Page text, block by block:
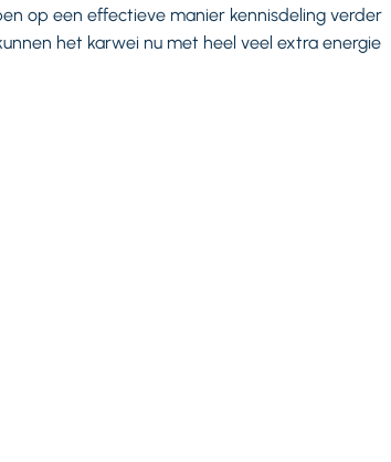
op een effectieve manier kennisdeling verder
het karwei nu met heel veel extra energie